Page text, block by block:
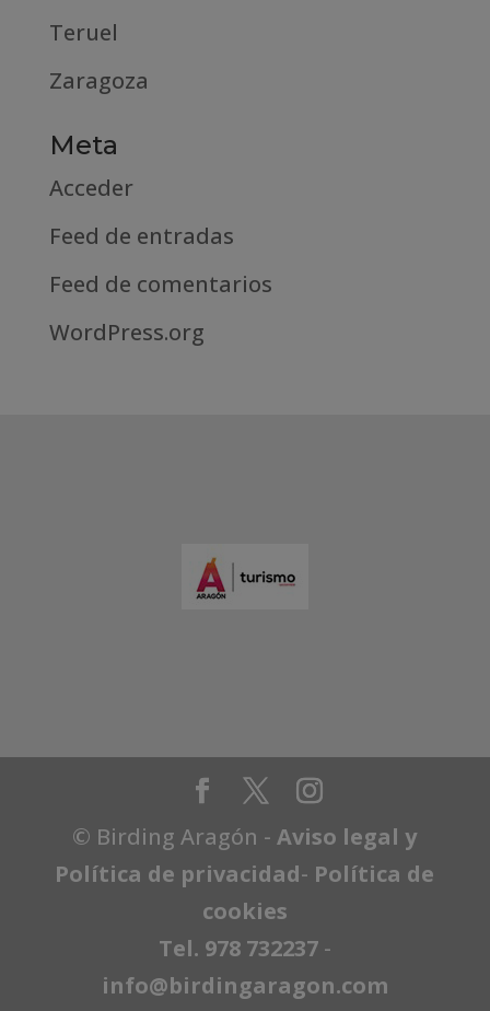
Teruel
Zaragoza
Meta
Acceder
Feed de entradas
Feed de comentarios
WordPress.org
© Birding Aragón -Aviso legal y
Política de privacidad- Política de
cookies
Tel. 978 732237 -
info@birdingaragon.com